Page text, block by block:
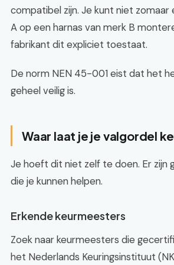
compatibel zijn. Je kunt niet zomaar
A op een harnas van merk B
fabrikant dit expliciet toestaat.
De norm NEN 45-001 eist dat het
geheel veilig is.
Waar laat je je valgordel
Je hoeft dit niet zelf te doen. Er zijn
die je kunnen helpen.
Erkende keurmeesters
Zoek naar keurmeesters die
het Nederlands Keuringsinstituut